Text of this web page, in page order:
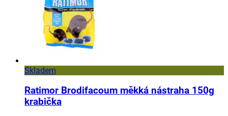
Skladem
Ratimor Brodifacoum měkká nástraha 150g
krabička